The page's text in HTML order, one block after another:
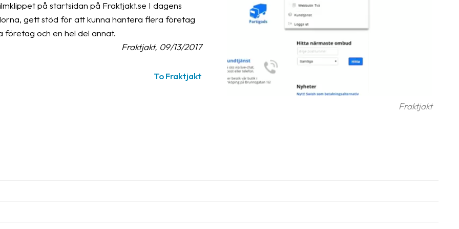
Fraktjakt
på startsidan på Fraktjakt.se I dagens
gett stöd för att kunna hantera flera företag
företag och en hel del annat.
Fraktjakt, 09/13/2017
To Fraktjakt